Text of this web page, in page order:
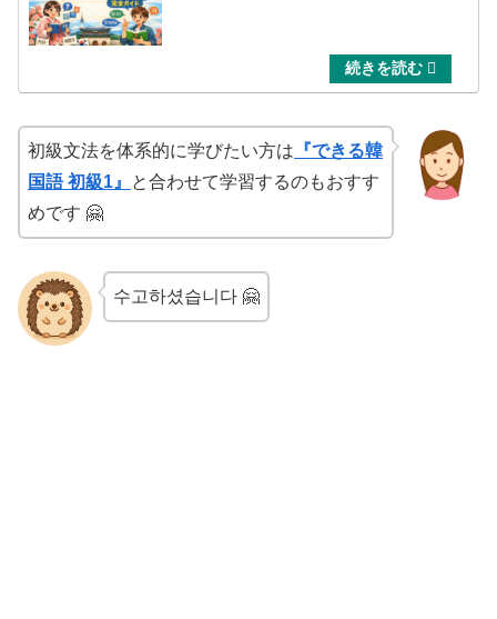
初級文法を体系的に学びたい方は 『できる韓
国語 初級1』
と合わせて学習するのもおすす
めです 🤗
수고하셨습니다 🤗